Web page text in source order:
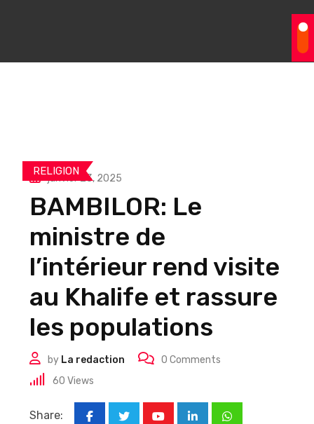
RELIGION
janvier 23, 2025
BAMBILOR: Le
ministre de
l’intérieur rend visite
au Khalife et rassure
les populations
by La redaction 0 Comments
60 Views
Share: